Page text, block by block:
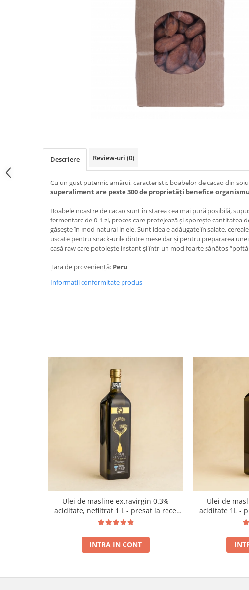
Descriere Review-uri (0)
Cu un gust puternic amărui, caracteristic boabelor de cacao din
superaliment are peste 300 de proprietăți benefice
Boabele noastre de cacao sunt în starea cea mai pură posibilă,
fermentare de 0-1 zi, proces care protejează și sporește cantitatea
găsește în mod natural in ele. Sunt ideale adăugate în salate,
uscate pentru snack-urile dintre mese dar și pentru prepararea
casă raw care potolește instant și într-un mod foarte sănătos “poftă
Țara de proveniență: Peru
Informatii conformitate produs
Ulei de masline extravirgin 0.3%
aciditate, nefiltrat 1 L - presat la rece
RECOLTA NOUA
INTRA IN CONT
Ulei de
aciditate 1L -